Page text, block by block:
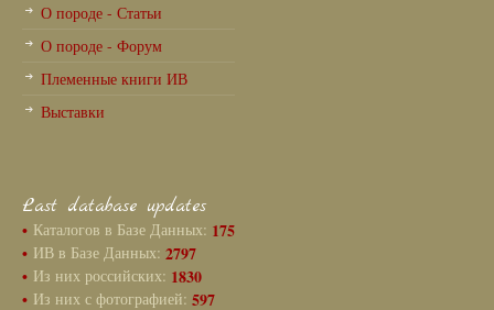
О породе - Статьи
О породе - Форум
Племенные книги ИВ
Выставки
Last database updates
• Каталогов в Базе Данных: 175
• ИВ в Базе Данных: 2797
• Из них российских: 1830
• Из них с фотографией: 597